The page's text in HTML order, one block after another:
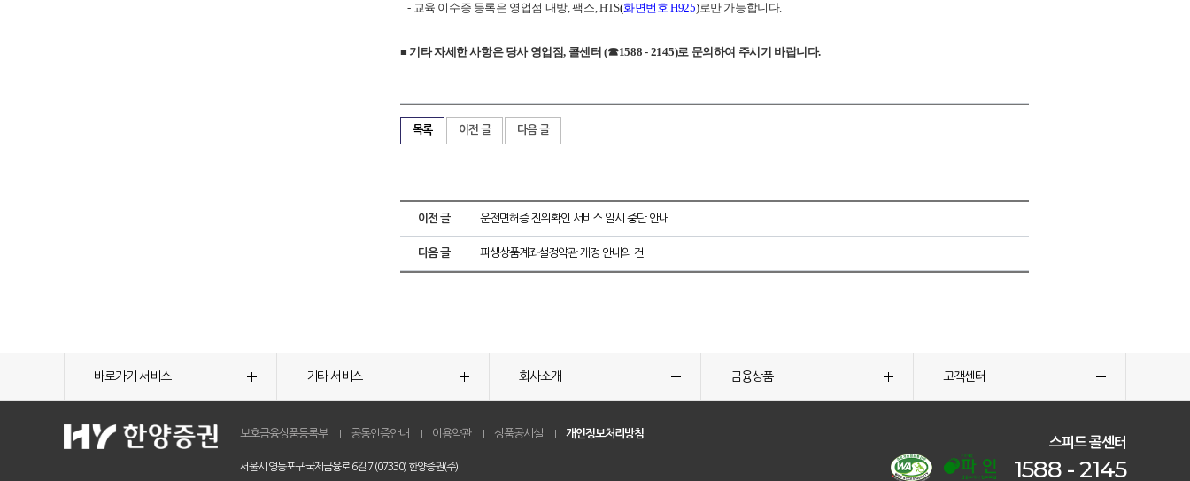
- 교육 이수증 등록은 영업점 내방,팩스, HTS(화면번호 H925)로만 가능합니다.
■ 기타 자세한 사항은 당사 영업점, 콜센터(☎1588 - 2145)로 문의하여 주시기 바랍니다.
목록 이전 글 다음 글
이전 글 운전면허증 진위확인 서비스 일시 중단 안내
다음 글 파생상품계좌설정약관 개정 안내의 건
바로가기 서비스 기타 서비스 회사소개 금융상품 고객센터
보호금융상품등록부 공동인증안내 이용약관 상품공시실 개인정보처리방침
서울시 영등포구 국제금융로 6길 7 (07330) 한양증권(주)
스피드 콜센터
1588 - 2145